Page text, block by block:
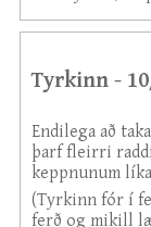
Tyrkinn -
Endilega að
þarf fleirri
keppnunum
(Tyrkinn fór í
ferð og mikill